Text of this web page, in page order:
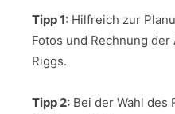
Tipp 1: Hilfreich zur
Fotos und Rechnung
Riggs.
Tipp 2: Bei der Wahl des